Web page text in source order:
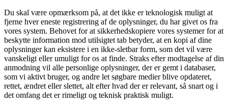
Du skal være opmærksom på, at det ikke er teknologisk muligt at
fjerne hver eneste registrering af de oplysninger, du har givet os fra
vores system. Behovet for at sikkerhedskopiere vores systemer for at
beskytte information mod utilsigtet tab betyder, at en kopi af dine
oplysninger kan eksistere i en ikke-sletbar form, som det vil være
vanskeligt eller umuligt for os at finde. Straks efter modtagelse af din
anmodning vil alle personlige oplysninger, der er gemt i databaser,
som vi aktivt bruger, og andre let søgbare medier blive opdateret,
rettet, ændret eller slettet, alt efter hvad der er relevant, så snart og i
det omfang det er rimeligt og teknisk praktisk muligt.